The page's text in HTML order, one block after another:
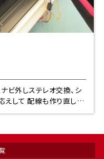
ビ外しステレオ交換、シ
り直して